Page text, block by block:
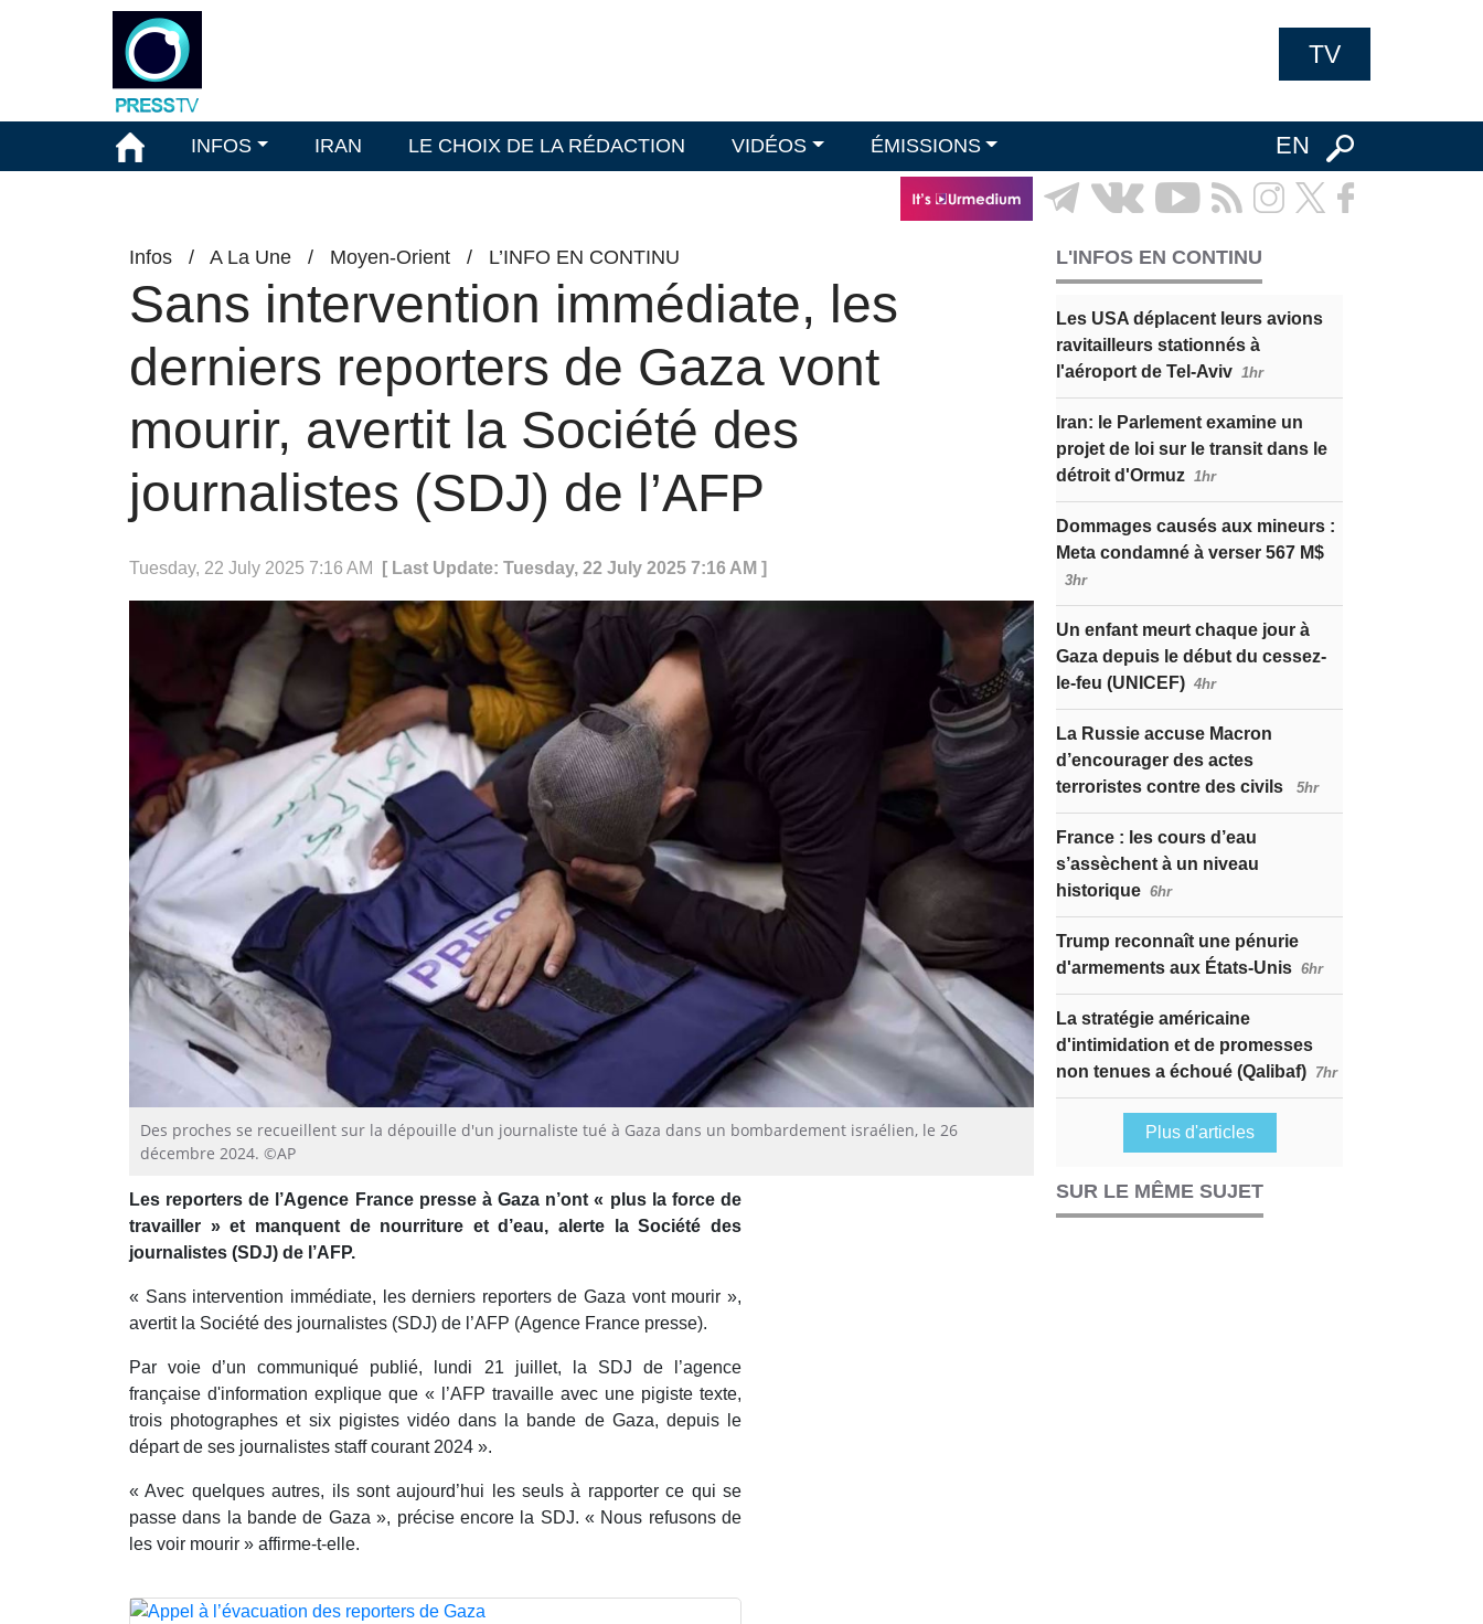
TV
INFOS IRAN LE CHOIX DE LA RÉDACTION VIDÉOS ÉMISSIONS EN
Infos / A La Une / Moyen-Orient / L’INFO EN CONTINU
Sans intervention immédiate, les
derniers reporters de Gaza vont
mourir, avertit la Société des
journalistes (SDJ) de l’AFP
Tuesday, 22 July 2025 7:16 AM [ Last Update: Tuesday, 22 July 2025 7:16 AM ]
Des proches se recueillent sur la dépouille d'un journaliste tué à Gaza dans un bombardement israélien, le 26
décembre 2024. ©AP
Les reporters de l’Agence France presse à Gaza n’ont « plus la force de
travailler » et manquent de nourriture et d’eau, alerte la Société des
journalistes (SDJ) de l’AFP.
« Sans intervention immédiate, les derniers reporters de Gaza vont mourir »,
avertit la Société des journalistes (SDJ) de l’AFP (Agence France presse).
Par voie d’un communiqué publié, lundi 21 juillet, la SDJ de l’agence
française d'information explique que « l’AFP travaille avec une pigiste texte,
trois photographes et six pigistes vidéo dans la bande de Gaza, depuis le
départ de ses journalistes staff courant 2024 ».
« Avec quelques autres, ils sont aujourd’hui les seuls à rapporter ce qui se
passe dans la bande de Gaza », précise encore la SDJ. « Nous refusons de
les voir mourir » affirme-t-elle.
L'INFOS EN CONTINU
Les USA déplacent leurs avions
ravitailleurs stationnés à
l'aéroport de Tel-Aviv 1hr
Iran: le Parlement examine un
projet de loi sur le transit dans le
détroit d'Ormuz 1hr
Dommages causés aux mineurs :
Meta condamné à verser 567 M$
3hr
Un enfant meurt chaque jour à
Gaza depuis le début du cessez-
le-feu (UNICEF) 4hr
La Russie accuse Macron
d’encourager des actes
terroristes contre des civils
5hr
France : les cours d’eau
s’assèchent à un niveau
historique 6hr
Trump reconnaît une pénurie
d'armements aux États-Unis 6hr
La stratégie américaine
d'intimidation et de promesses
non tenues a échoué (Qalibaf) 7hr
Plus d'articles
SUR LE MÊME SUJET